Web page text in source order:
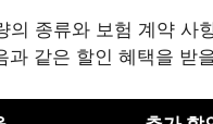
의 종류와 보험 계약 사
같은 할인 혜택을 받